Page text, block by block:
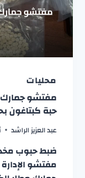
محليات
حبة كبتاغون
عبد العزيز الراشد
ضبط حبوب
مفتشو